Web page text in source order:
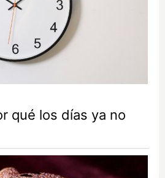
qué los días ya no